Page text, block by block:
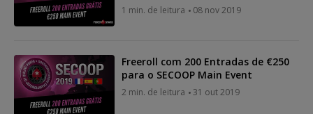
1 min. de leitura 08 nov 2019
Freeroll com 200 Entradas de €250
para o SECOOP Main Event
2 min. de leitura 31 out 2019